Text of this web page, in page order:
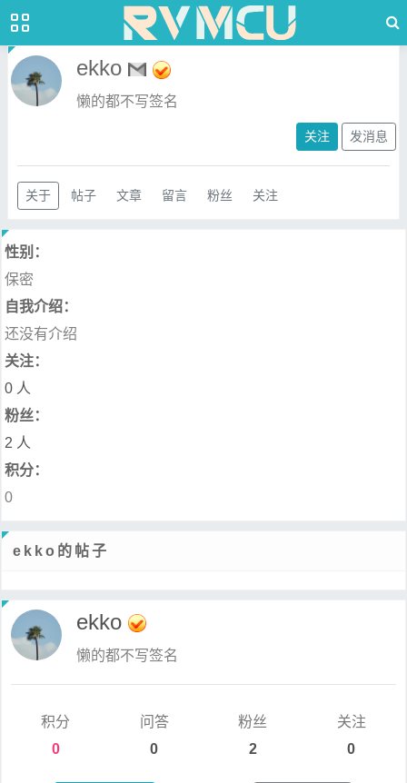
ekko
懒的都不写签名
关注 发消息
关于 帖子 文章 留言 粉丝 关注
性别：
保密
自我介绍：
还没有介绍
关注：
0 人
粉丝：
2 人
积分：
0
ekko的帖子
ekko
懒的都不写签名
积分
0
问答
0
粉丝
2
关注
0